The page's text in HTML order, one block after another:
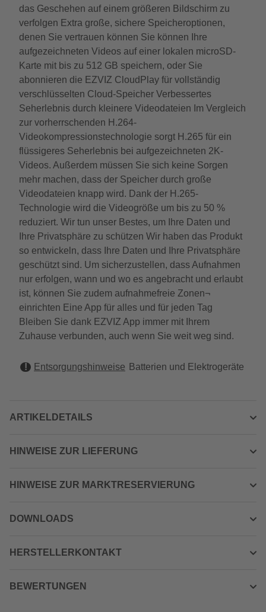
das Geschehen auf einem größeren Bildschirm zu
verfolgen Extra große, sichere Speicheroptionen,
denen Sie vertrauen können Sie können Ihre
aufgezeichneten Videos auf einer lokalen microSD-
Karte mit bis zu 512 GB speichern, oder Sie
abonnieren die EZVIZ CloudPlay für vollständig
verschlüsselten Cloud-Speicher Verbessertes
Seherlebnis durch kleinere Videodateien Im Vergleich
zur vorherrschenden H.264-
Videokompressionstechnologie sorgt H.265 für ein
flüssigeres Seherlebnis bei aufgezeichneten 2K-
Videos. Außerdem müssen Sie sich keine Sorgen
mehr machen, dass der Speicher durch große
Videodateien knapp wird. Dank der H.265-
Technologie wird die Videogröße um bis zu 50 %
reduziert. Wir tun unser Bestes, um Ihre Daten und
Ihre Privatsphäre zu schützen Wir haben das Produkt
so entwickeln, dass Ihre Daten und Ihre Privatsphäre
geschützt sind. Um sicherzustellen, dass Aufnahmen
nur erfolgen, wann und wo es angebracht und erlaubt
ist, können Sie zudem aufnahmefreie Zonen¬
einrichten Eine App für alles und für jeden Tag
Bleiben Sie dank EZVIZ App immer mit Ihrem
Zuhause verbunden, auch wenn Sie weit weg sind.
Entsorgungshinweise Batterien und Elektrogeräte
ARTIKELDETAILS
HINWEISE ZUR LIEFERUNG
HINWEISE ZUR MARKTRESERVIERUNG
DOWNLOADS
HERSTELLERKONTAKT
BEWERTUNGEN